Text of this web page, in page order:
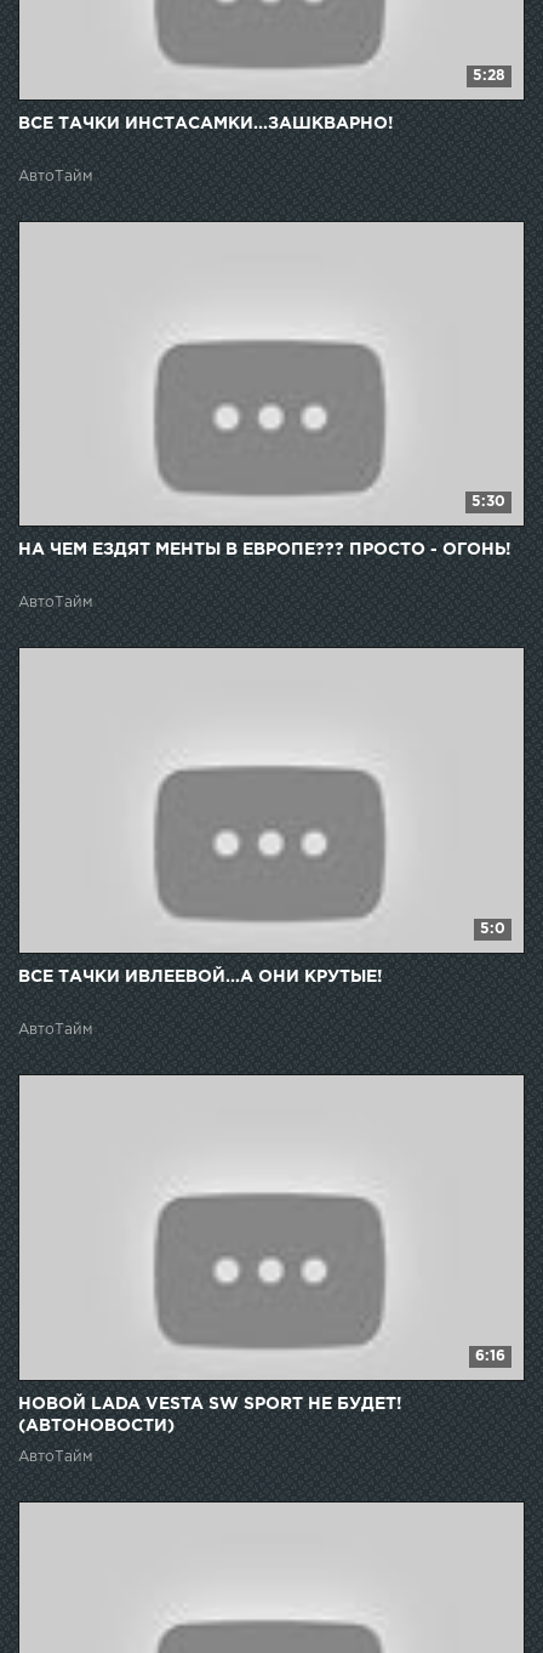
5:28
ВСЕ ТАЧКИ ИНСТАСАМКИ...ЗАШКВАРНО!
АвтоТайм
5:30
НА ЧЕМ ЕЗДЯТ МЕНТЫ В ЕВРОПЕ??? ПРОСТО - ОГОНЬ!
АвтоТайм
5:0
ВСЕ ТАЧКИ ИВЛЕЕВОЙ...А ОНИ КРУТЫЕ!
АвтоТайм
6:16
НОВОЙ LADA VESTA SW SPORT НЕ БУДЕТ!
(АВТОНОВОСТИ)
АвтоТайм